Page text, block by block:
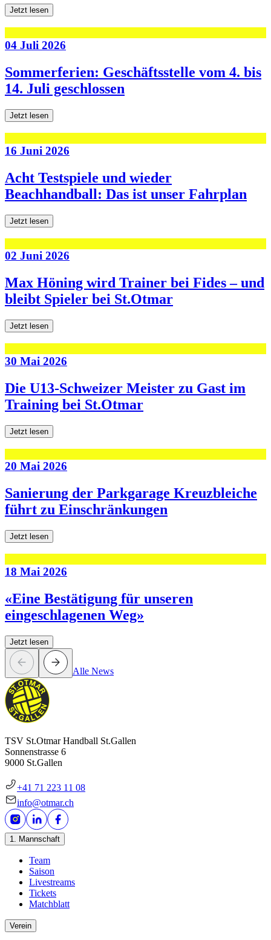
Jetzt lesen
04 Juli 2026
Sommerferien: Geschäftsstelle vom 4. bis
14. Juli geschlossen
Jetzt lesen
16 Juni 2026
Acht Testspiele und wieder
Beachhandball: Das ist unser Fahrplan
Jetzt lesen
02 Juni 2026
Max Höning wird Trainer bei Fides – und
bleibt Spieler bei St.Otmar
Jetzt lesen
30 Mai 2026
Die U13-Schweizer Meister zu Gast im
Training bei St.Otmar
Jetzt lesen
20 Mai 2026
Sanierung der Parkgarage Kreuzbleiche
führt zu Einschränkungen
Jetzt lesen
18 Mai 2026
«Eine Bestätigung für unseren
eingeschlagenen Weg»
Jetzt lesen
Alle News
TSV St.Otmar Handball St.Gallen
Sonnenstrasse 6
9000 St.Gallen
+41 71 223 11 08
info@otmar.ch
1. Mannschaft
Team
Saison
Livestreams
Tickets
Matchblatt
Verein